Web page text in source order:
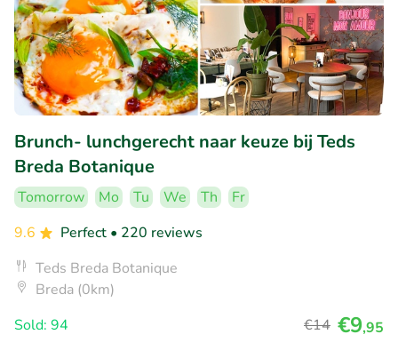
Brunch- lunchgerecht naar keuze bij Teds
Breda Botanique
Tomorrow Mo Tu We Th
Fr
9.6
Perfect • 220 reviews
Teds Breda Botanique
Breda (0km)
Sold: 94
€14 €9,95